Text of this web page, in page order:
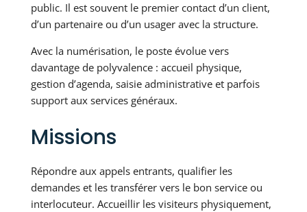
public. Il est souvent le premier contact d’un client,
d’un partenaire ou d’un usager avec la structure.
Avec la numérisation, le poste évolue vers
davantage de polyvalence : accueil physique,
gestion d’agenda, saisie administrative et parfois
support aux services généraux.
Missions
Répondre aux appels entrants, qualifier les
demandes et les transférer vers le bon service ou
interlocuteur. Accueillir les visiteurs physiquement,